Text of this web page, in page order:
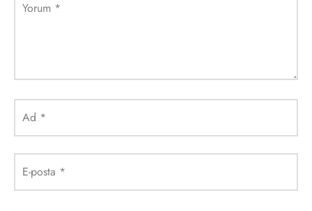
Yorum *
Ad *
E-posta *